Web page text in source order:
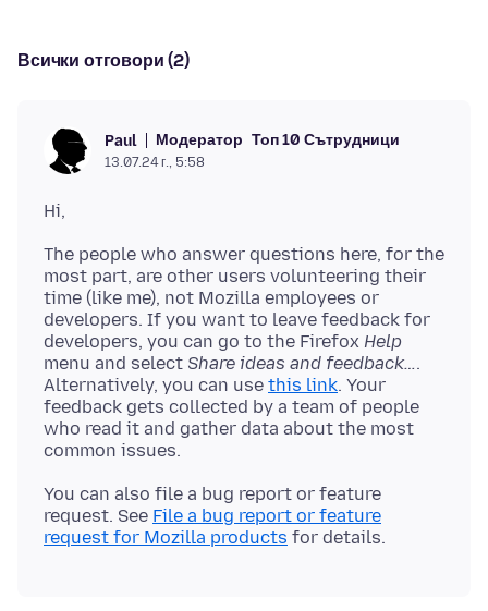
Всички отговори (2)
Paul Модератор Топ 10 Сътрудници
13.07.24 г., 5:58
The people who answer questions here, for the
most part, are other users volunteering their
time (like me), not Mozilla employees or
developers. If you want to leave feedback for
developers, you can go to the Firefox Help
menu and select Share ideas and feedback….
Alternatively, you can use this link. Your
feedback gets collected by a team of people
who read it and gather data about the most
You can also file a bug report or feature
request. See File a bug report or feature
request for Mozilla products